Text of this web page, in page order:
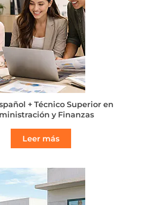
+ Técnico Superior en
y Finanzas
Leer más